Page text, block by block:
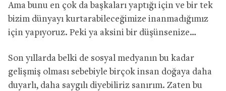
Ama bunu en çok da başkaları yaptığı için ve bir tek
bizim dünyayı kurtarabileceğimize inanmadığımız
için yapıyoruz. Peki ya aksini bir düşünsenize…
Son yıllarda belki de sosyal medyanın bu kadar
gelişmiş olması sebebiyle birçok insan doğaya daha
duyarlı, daha saygılı diyebiliriz sanırım. Zaten bu